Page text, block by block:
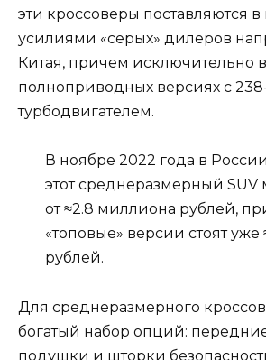
эти кроссоверы поставляются в
усилиями «серых» дилеров
Китая, причем исключительно в
полноприводных версиях с
турбодвигателем.
В ноябре 2022 года в
этот среднеразмерный
от ≈2.8 миллиона рублей,
«топовые» версии стоят
рублей.
Для среднеразмерного
богатый набор опций:
подушки и шторки